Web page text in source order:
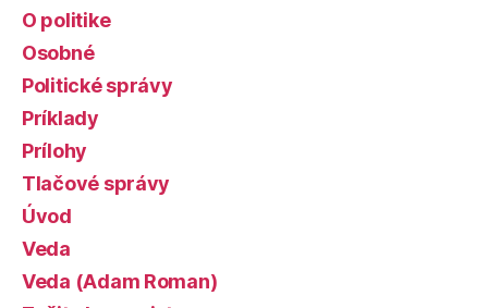
O politike
Osobné
Politické správy
Príklady
Prílohy
Tlačové správy
Úvod
Veda
Veda (Adam Roman)